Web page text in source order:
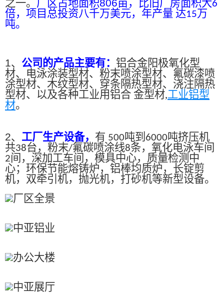
之一。 厂区占地面积806亩，比旧厂房面积大6
倍，项目总投资八千万美元，年产量 达15万
吨。
1、 公司的产品主要有： 铝合金阳极氧化型
材、电泳涂装型材、粉末喷涂型材、氟碳漆喷
涂型材、木纹型材、穿条隔热型材、浇注隔热
型材、以及各种工业用铝合 金型材,工业铝型
材。
2、 工厂生产设备， 有 500吨到 6000吨挤压机
共38台，粉末/氟碳喷涂线8条，氧化电泳车间
2间，深加工车间，模具中心，质量检测中
心；环保节能熔铸炉，铝棒均质炉，长锭剪
机，双牵引机，抛光机，打砂机等新型设备。